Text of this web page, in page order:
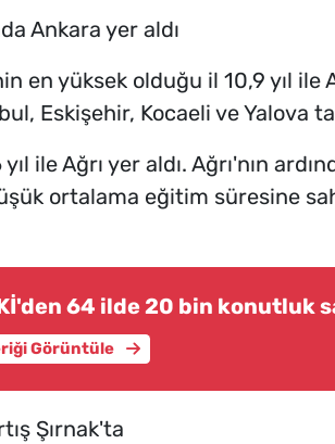
Ankara yer aldı
en yüksek olduğu il 10,9 yıl ile
Eskişehir, Kocaeli ve Yalova
ile Ağrı yer aldı. Ağrı'nın
ortalama eğitim süresine
64 ilde 20 bin konutluk
Görüntüle
Şırnak'ta